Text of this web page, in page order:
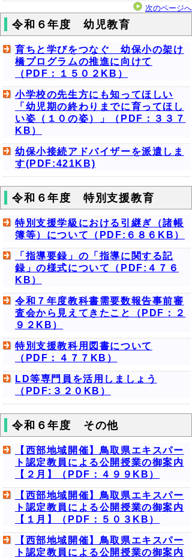
次のページへ
令和６年度 幼児教育
育ちと学びをつなぐ 幼保小の架け
橋プログラムの推進に向けて
（PDF：１５０２KB）
小学校の先生方にも知ってほしい
「幼児期の終わりまでに育ってほし
い姿（１０の姿）」（PDF：３３７
KB）
幼保小接続アドバイザーを派遣しま
す(PDF:421KB)
令和６年度 特別支援教育
特別支援学級における引継ぎ（諸帳
簿等）について（PDF:６８６KB）
「指導要録」の「指導に関する記
録」の様式について（PDF:４７６
KB）
令和７年度教科書需要数報告事前審
査会から見えてきたこと（PDF：２
９２KB）
特別支援教科用図書について
（PDF：４７７KB）
LD等専門員を活用しましょう
（PDF:３２０KB）
令和６年度 その他
【西部地域開催】鳥取県エキスパー
ト認定教員による公開授業の御案内
【２月】（PDF：４９９KB）
【西部地域開催】鳥取県エキスパー
ト認定教員による公開授業の御案内
【１月】（PDF：５０３KB）
【西部地域開催】鳥取県エキスパー
ト認定教員による公開授業の御案内